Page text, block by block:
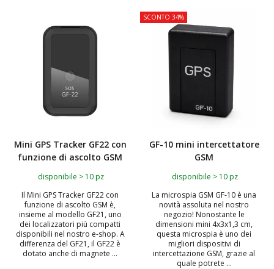
Mini GPS Tracker GF22 con
funzione di ascolto GSM
disponibile > 10 pz
Il Mini GPS Tracker GF22 con
funzione di ascolto GSM è,
insieme al modello GF21, uno
dei localizzatori più compatti
disponibili nel nostro e-shop. A
differenza del GF21, il GF22 è
dotato anche di magnete ...
SCONTO 34%
GF-10 mini intercettatore
GSM
disponibile > 10 pz
La microspia GSM GF-10 è una
novità assoluta nel nostro
negozio! Nonostante le
dimensioni mini 4x3x1,3 cm,
questa microspia è uno dei
migliori dispositivi di
intercettazione GSM, grazie al
quale potrete ...